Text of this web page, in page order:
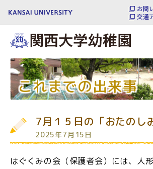
お問
交通
これまでの出来事
7月１５日の「おたのし
2025年7月15日
はぐくみの会（保護者会）には、人